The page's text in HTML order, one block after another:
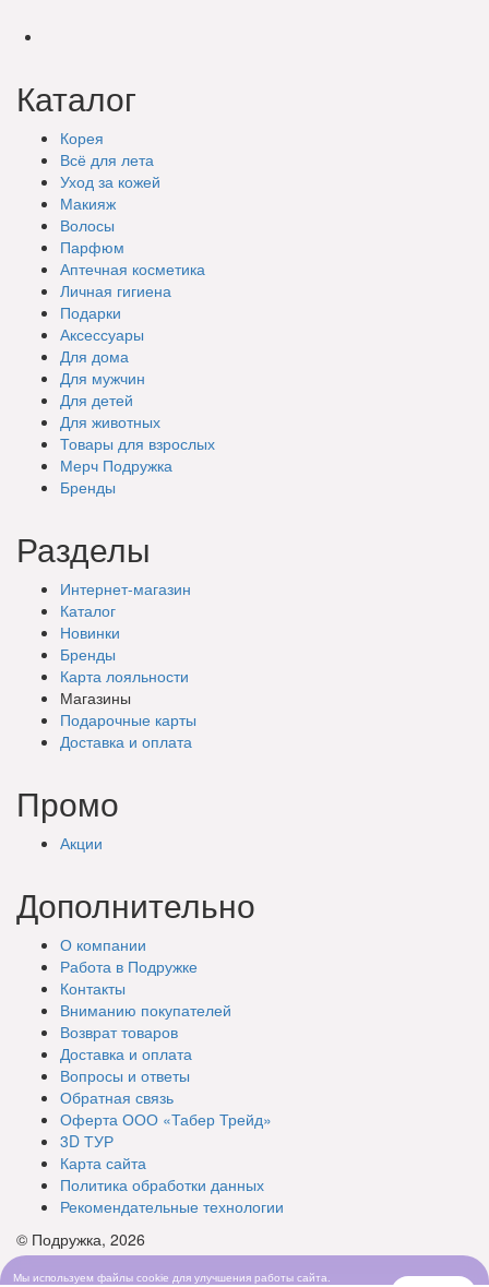
Каталог
Корея
Всё для лета
Уход за кожей
Макияж
Волосы
Парфюм
Аптечная косметика
Личная гигиена
Подарки
Аксессуары
Для дома
Для мужчин
Для детей
Для животных
Товары для взрослых
Мерч Подружка
Бренды
Разделы
Интернет-магазин
Каталог
Новинки
Бренды
Карта лояльности
Магазины
Подарочные карты
Доставка и оплата
Промо
Акции
Дополнительно
О компании
Работа в Подружке
Контакты
Вниманию покупателей
Возврат товаров
Доставка и оплата
Вопросы и ответы
Обратная связь
Оферта ООО «Табер Трейд»
3D ТУР
Карта сайта
Политика обработки данных
Рекомендательные технологии
© Подружка, 2026
Мы используем файлы cookie для улучшения работы сайта.